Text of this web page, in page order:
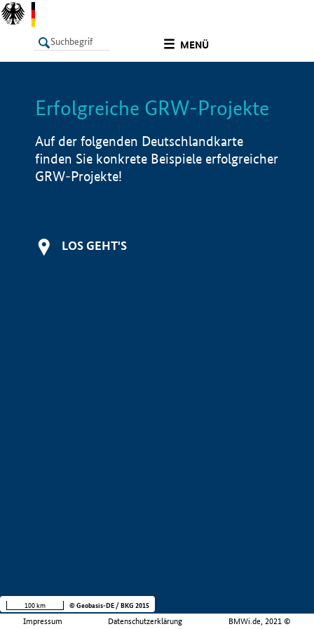
MENÜ
LISTE Info
Erfolgreiche GRW-Projekte
Auf der folgenden Deutschlandkarte
finden Sie konkrete Beispiele erfolgreicher
GRW-Projekte!
LOS GEHT'S
Impressum Datenschutzerklärung BMWi.de, 2021 ©
100 km © Geobasis-DE / BKG 2015